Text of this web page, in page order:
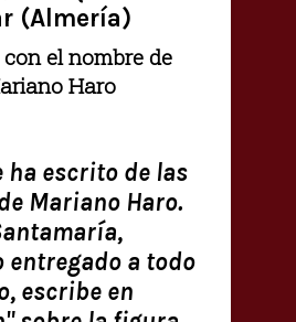
(Almería)
el nombre de
Haro
ha escrito de las
Mariano Haro.
entregado a todo
escribe en